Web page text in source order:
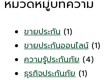
หมวดหมู่บทความ
ขายประกัน (1)
ขายประกันออนไลน์ (1)
ความรู้ประกันภัย (4)
ธุรกิจประกันภัย (1)